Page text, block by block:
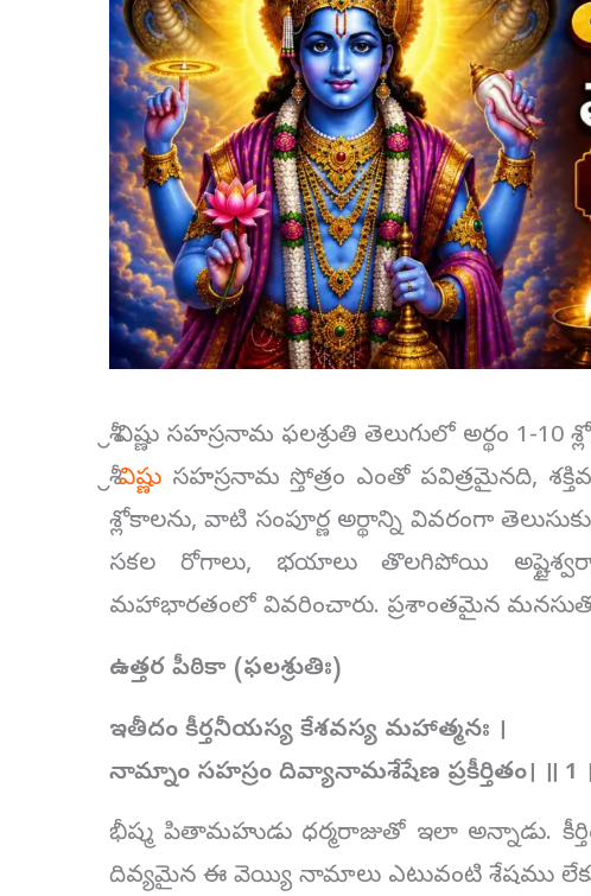
శ్రీ విష్ణు సహస్రనామ ఫలశ్రుతి తెలుగులో అర్థం 1-10
శ్రీవిష్ణు సహస్రనామ స్తోత్రం ఎంతో పవిత్రమైనది,
శ్లోకాలను, వాటి సంపూర్ణ అర్థాన్ని వివరంగా
సకల రోగాలు, భయాలు తొలగిపోయి
మహాభారతంలో వివరించారు. ప్రశాంతమైన మనసుతో,
ఉత్తర పీఠికా (ఫలశ్రుతిః)
ఇతీదం కీర్తనీయస్య కేశవస్య మహాత్మనః ।
నామ్నాం సహస్రం దివ్యానామశేషేణ ప్రకీర్తితం। ॥ 1
భీష్మ పితామహుడు ధర్మరాజుతో ఇలా అన్నాడు.
దివ్యమైన ఈ వెయ్యి నామాలు ఎటువంటి శేషము